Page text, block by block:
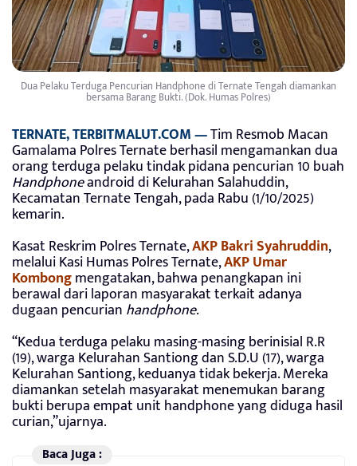
Dua Pelaku Terduga Pencurian Handphone di Ternate Tengah diamankan
bersama Barang Bukti. (Dok. Humas Polres)
TERNATE, TERBITMALUT.COM —Tim Resmob Macan
Gamalama Polres Ternate berhasil mengamankan dua
orang terduga pelaku tindak pidana pencurian 10 buah
Handphoneandroid di Kelurahan Salahuddin,
Kecamatan Ternate Tengah, pada Rabu (1/10/2025)
kemarin.
Kasat Reskrim Polres Ternate,AKP Bakri Syahruddin,
melalui Kasi Humas Polres Ternate,AKP Umar
Kombongmengatakan, bahwa penangkapan ini
berawal dari laporan masyarakat terkait adanya
dugaan pencurian handphone.
“Kedua terduga pelaku masing-masing berinisial R.R
(19), warga Kelurahan Santiong dan S.D.U (17), warga
Kelurahan Santiong, keduanya tidak bekerja. Mereka
diamankan setelah masyarakat menemukan barang
bukti berupa empat unit handphone yang diduga hasil
curian,”ujarnya.
Baca Juga :